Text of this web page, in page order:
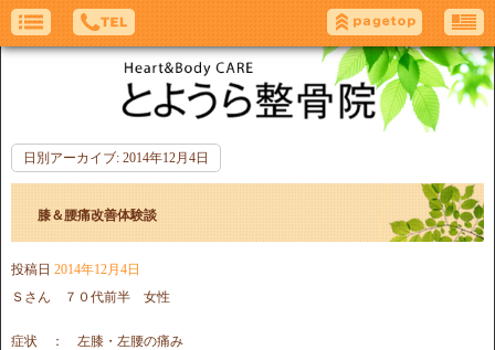
日別アーカイブ: 2014年12月4日
膝＆腰痛改善体験談
投稿日 2014年12月4日
Ｓさん ７０代前半 女性
症状 ： 左膝・左腰の痛み